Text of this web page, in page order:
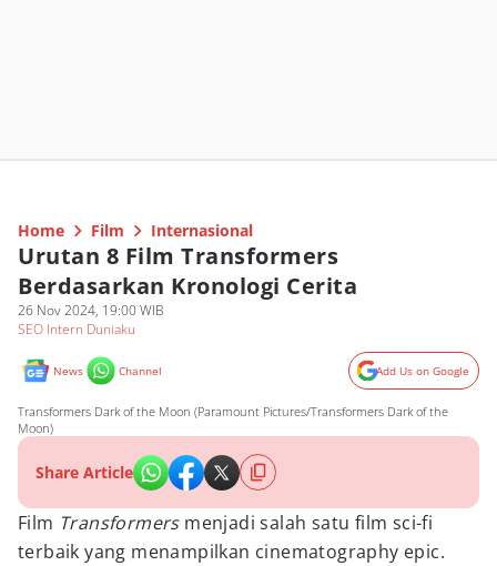
Home Film Internasional
Urutan 8 Film Transformers
Berdasarkan Kronologi Cerita
26 Nov 2024, 19:00 WIB
SEO Intern Duniaku
News Channel Add Us on Google
Transformers Dark of the Moon (Paramount Pictures/Transformers Dark of the
Moon)
Share Article
Film Transformersmenjadi salah satu film sci-fi
terbaik yang menampilkan cinematography epic.